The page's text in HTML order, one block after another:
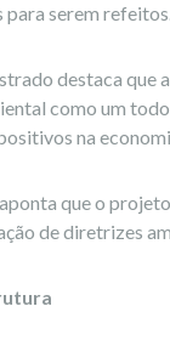
serem
destaca que
como um
na
que o
de diretrizes